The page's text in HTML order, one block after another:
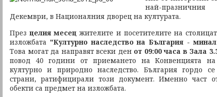
най-
Декември, в Националния дворец на културата.
Презцелия месец жителите и посетителите на
изложбата "Културно наследство на България -
Това могат да направят всеки ден от 09:00 часа в Зала
повод 40 години от приемането на Конвенцията
културно и природно наследство. България гордо
страни, ратифицирали този документ. Именно част
обекти са предмет на изложбата.